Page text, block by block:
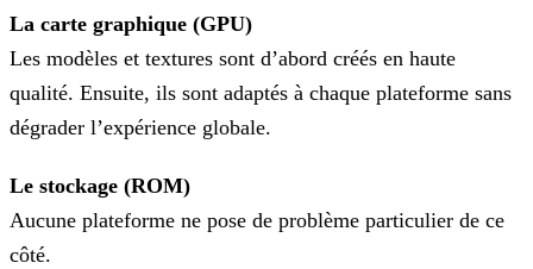
La carte graphique (GPU)
Les modèles et textures sont d’abord créés en haute
qualité. Ensuite, ils sont adaptés à chaque plateforme sans
dégrader l’expérience globale.
Le stockage (ROM)
Aucune plateforme ne pose de problème particulier de ce
côté.